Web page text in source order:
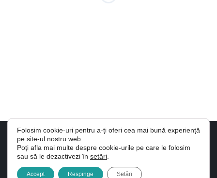
© Hedrin 2026. Promovare online
Regulamentul Campaniei “Puzzle Hedrin”
Termeni, conditii si confidentialitate
Folosim cookie-uri pentru a-ți oferi cea mai bună experiență
pe site-ul nostru web.
Poți afla mai multe despre cookie-urile pe care le folosim
sau să le dezactivezi în setări
Accept Respinge Setări